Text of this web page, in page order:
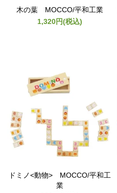
木の葉 MOCCO/平和工業
1,320円(税込)
ドミノ<動物> MOCCO/平和工
業